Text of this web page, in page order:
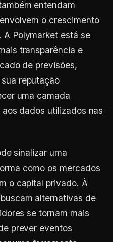
entendam
o crescimento
A Polymarket está se
transparência e
de previsões,
reputação
uma camada
dados utilizados nas
sinalizar uma
como os mercados
o capital privado. À
alternativas de
se tornam mais
prever eventos